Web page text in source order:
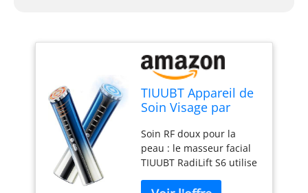
jusqu'à environ 15 °C) et
des intensités
sélectionnables
individuellement,
les soins quotidiens de la
peau, même pour les
peaux sensibles.
TIUUBT Appareil de
Soin Visage par
avec Fonction de
Refroidissement,
EMS et Massage
Facial, Appareil
Soin RF doux pour la
peau : le masseur facial
TIUUBT RadiLift S6 utilise
une énergie douce aux